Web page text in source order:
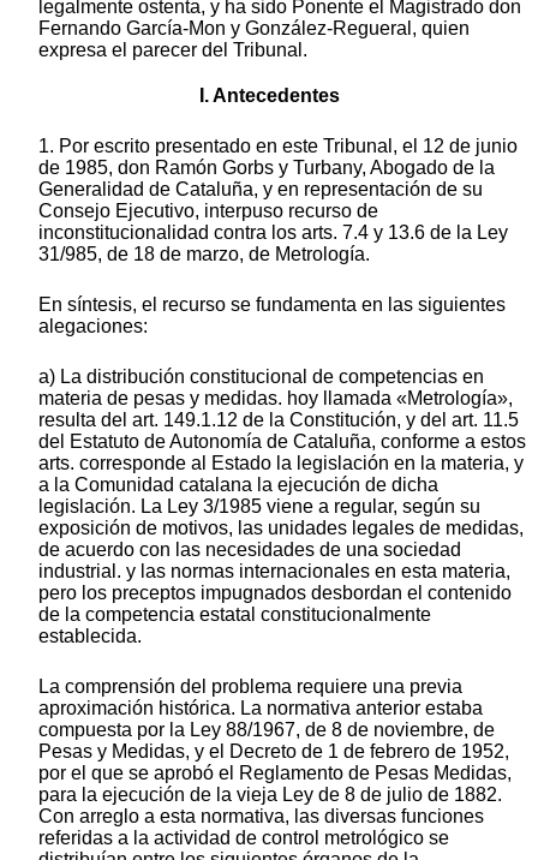
legalmente ostenta, y ha sido Ponente el Magistrado don
Fernando García-Mon y González-Regueral, quien
expresa el parecer del Tribunal.
I. Antecedentes
1. Por escrito presentado en este Tribunal, el 12 de junio
de 1985, don Ramón Gorbs y Turbany, Abogado de la
Generalidad de Cataluña, y en representación de su
Consejo Ejecutivo, interpuso recurso de
inconstitucionalidad contra los arts. 7.4 y 13.6 de la Ley
31/985, de 18 de marzo, de Metrología.
En síntesis, el recurso se fundamenta en las siguientes
alegaciones:
a) La distribución constitucional de competencias en
materia de pesas y medidas. hoy llamada «Metrología»,
resulta del art. 149.1.12 de la Constitución, y del art. 11.5
del Estatuto de Autonomía de Cataluña, conforme a estos
arts. corresponde al Estado la legislación en la materia, y
a la Comunidad catalana la ejecución de dicha
legislación. La Ley 3/1985 viene a regular, según su
exposición de motivos, las unidades legales de medidas,
de acuerdo con las necesidades de una sociedad
industrial. y las normas internacionales en esta materia,
pero los preceptos impugnados desbordan el contenido
de la competencia estatal constitucionalmente
establecida.
La comprensión del problema requiere una previa
aproximación histórica. La normativa anterior estaba
compuesta por la Ley 88/1967, de 8 de noviembre, de
Pesas y Medidas, y el Decreto de 1 de febrero de 1952,
por el que se aprobó el Reglamento de Pesas Medidas,
para la ejecución de la vieja Ley de 8 de julio de 1882.
Con arreglo a esta normativa, las diversas funciones
referidas a la actividad de control metrológico se